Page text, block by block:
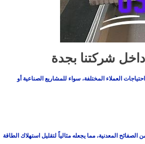
داخل شركتنا بجدة
العملاء المختلفة، سواء للمشاريع الصناعية أو
المعدنية، مما يجعله مثالياً لتقليل استهلاك الطاقة